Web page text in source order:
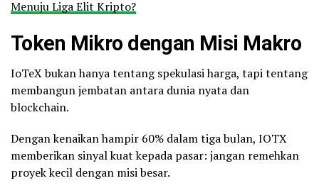
Menuju Liga Elit Kripto?
Token Mikro dengan Misi Makro
IoTeX bukan hanya tentang spekulasi harga, tapi tentang
membangun jembatan antara dunia nyata dan
blockchain.
Dengan kenaikan hampir 60% dalam tiga bulan, IOTX
memberikan sinyal kuat kepada pasar: jangan remehkan
proyek kecil dengan misi besar.